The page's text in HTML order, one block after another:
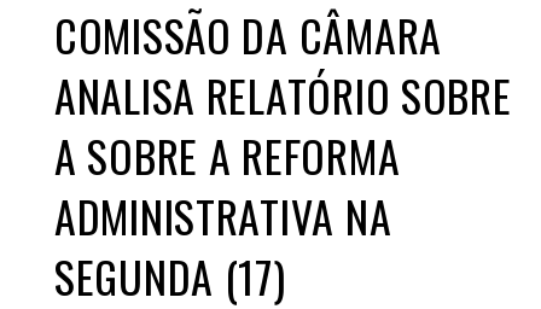
COMISSÃO DA CÂMARA
ANALISA RELATÓRIO SOBRE
A SOBRE A REFORMA
ADMINISTRATIVA NA
SEGUNDA (17)